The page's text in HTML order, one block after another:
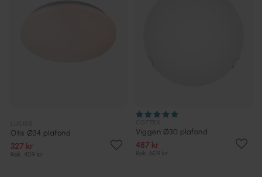
Otis Ø34 plafond
327 kr
Rek. 409 kr
Viggen Ø30 plafond
487 kr
Rek. 609 kr